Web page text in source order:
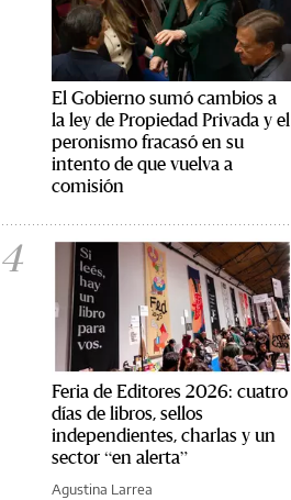
El Gobierno sumó cambios a
la ley de Propiedad Privada y el
peronismo fracasó en su
intento de que vuelva a
comisión
4
Feria de Editores 2026: cuatro
días de libros, sellos
independientes, charlas y un
sector “en alerta”
Agustina Larrea